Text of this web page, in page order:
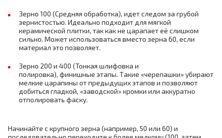
Зерно 100 (Средняя обработка), идет следом за грубой
зернистостью. Идеально подходит для мягкой
керамической плитки, так как не царапает её слишком
сильно. Может использоваться вместо зерна 60, если
материал это позволяет.
Зерно 200 и 400 (Тонкая шлифовка и
полировка), финишные этапы. Такие «черепашки» убирают
мелкие царапины от предыдущих этапов и позволяют
добиться гладкой, «заводской» кромки или аккуратно
отполировать фаску.
Начинайте с крупного зерна (например, 50 или 60) и